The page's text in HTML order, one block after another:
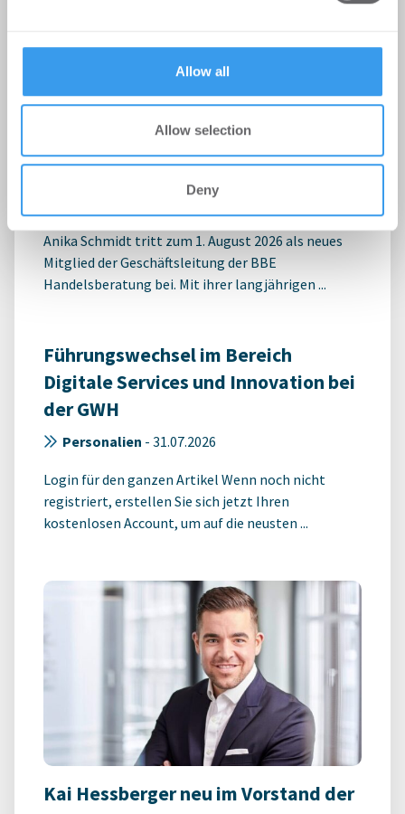
Allow all
Allow selection
Deny
Geschäftsleitung der BBE
Handelsberatung
03.08.2026
Anika Schmidt tritt zum 1. August 2026 als neues
Mitglied der Geschäftsleitung der BBE
Handelsberatung bei. Mit ihrer langjährigen ...
Führungswechsel im Bereich
Digitale Services und Innovation bei
der GWH
Personalien - 31.07.2026
Login für den ganzen Artikel Wenn noch nicht
registriert, erstellen Sie sich jetzt Ihren
kostenlosen Account, um auf die neusten ...
Kai Hessberger neu im Vorstand der